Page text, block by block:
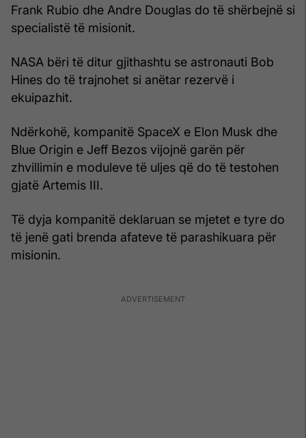
Frank Rubio dhe Andre Douglas do të shërbejnë si
specialistë të misionit.
NASA bëri të ditur gjithashtu se astronauti Bob
Hines do të trajnohet si anëtar rezervë i
ekuipazhit.
Ndërkohë, kompanitë SpaceX e Elon Musk dhe
Blue Origin e Jeff Bezos vijojnë garën për
zhvillimin e moduleve të uljes që do të testohen
gjatë Artemis III.
Të dyja kompanitë deklaruan se mjetet e tyre do
të jenë gati brenda afateve të parashikuara për
misionin.